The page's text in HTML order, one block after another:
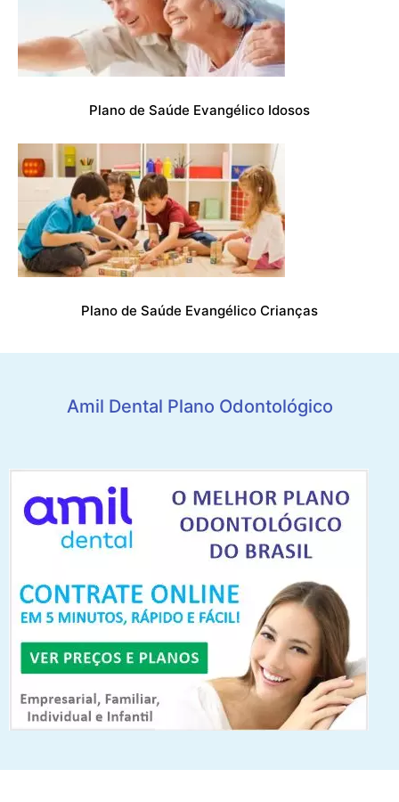
Plano de Saúde Evangélico Idosos
Plano de Saúde Evangélico Crianças
Amil Dental Plano Odontológico